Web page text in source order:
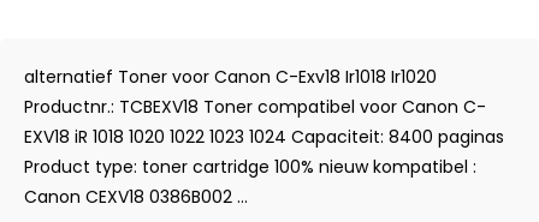
alternatief Toner voor Canon C-Exv18 Ir1018 Ir1020
Productnr.: TCBEXV18 Toner compatibel voor Canon C-
EXV18 iR 1018 1020 1022 1023 1024 Capaciteit: 8400 paginas
Product type: toner cartridge 100% nieuw kompatibel :
Canon CEXV18 0386B002 ...